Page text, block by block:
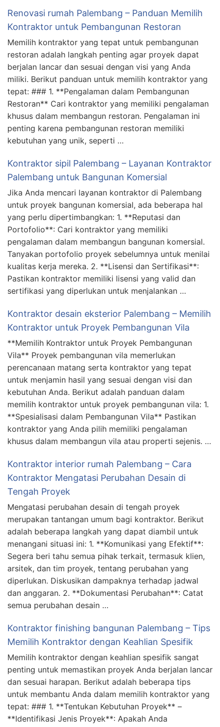
Renovasi rumah Palembang – Panduan Memilih
Kontraktor untuk Pembangunan Restoran
Memilih kontraktor yang tepat untuk pembangunan
restoran adalah langkah penting agar proyek dapat
berjalan lancar dan sesuai dengan visi yang Anda
miliki. Berikut panduan untuk memilih kontraktor yang
tepat: ### 1. **Pengalaman dalam Pembangunan
Restoran** Cari kontraktor yang memiliki pengalaman
khusus dalam membangun restoran. Pengalaman ini
penting karena pembangunan restoran memiliki
kebutuhan yang unik, seperti …
Kontraktor sipil Palembang – Layanan Kontraktor
Palembang untuk Bangunan Komersial
Jika Anda mencari layanan kontraktor di Palembang
untuk proyek bangunan komersial, ada beberapa hal
yang perlu dipertimbangkan: 1. **Reputasi dan
Portofolio**: Cari kontraktor yang memiliki
pengalaman dalam membangun bangunan komersial.
Tanyakan portofolio proyek sebelumnya untuk menilai
kualitas kerja mereka. 2. **Lisensi dan Sertifikasi**:
Pastikan kontraktor memiliki lisensi yang valid dan
sertifikasi yang diperlukan untuk menjalankan …
Kontraktor desain eksterior Palembang – Memilih
Kontraktor untuk Proyek Pembangunan Vila
**Memilih Kontraktor untuk Proyek Pembangunan
Vila** Proyek pembangunan vila memerlukan
perencanaan matang serta kontraktor yang tepat
untuk menjamin hasil yang sesuai dengan visi dan
kebutuhan Anda. Berikut adalah panduan dalam
memilih kontraktor untuk proyek pembangunan vila: 1.
**Spesialisasi dalam Pembangunan Vila** Pastikan
kontraktor yang Anda pilih memiliki pengalaman
khusus dalam membangun vila atau properti sejenis. …
Kontraktor interior rumah Palembang – Cara
Kontraktor Mengatasi Perubahan Desain di
Tengah Proyek
Mengatasi perubahan desain di tengah proyek
merupakan tantangan umum bagi kontraktor. Berikut
adalah beberapa langkah yang dapat diambil untuk
menangani situasi ini: 1. **Komunikasi yang Efektif**:
Segera beri tahu semua pihak terkait, termasuk klien,
arsitek, dan tim proyek, tentang perubahan yang
diperlukan. Diskusikan dampaknya terhadap jadwal
dan anggaran. 2. **Dokumentasi Perubahan**: Catat
semua perubahan desain …
Kontraktor finishing bangunan Palembang – Tips
Memilih Kontraktor dengan Keahlian Spesifik
Memilih kontraktor dengan keahlian spesifik sangat
penting untuk memastikan proyek Anda berjalan lancar
dan sesuai harapan. Berikut adalah beberapa tips
untuk membantu Anda dalam memilih kontraktor yang
tepat: ### 1. **Tentukan Kebutuhan Proyek** –
**Identifikasi Jenis Proyek**: Apakah Anda